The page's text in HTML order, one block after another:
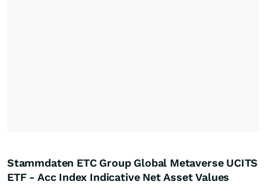
Stammdaten ETC Group Global Metaverse UCITS
ETF - Acc Index Indicative Net Asset Values